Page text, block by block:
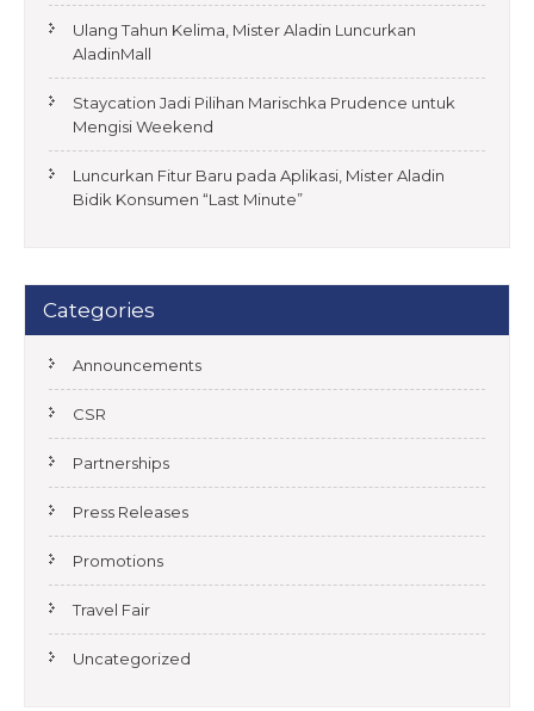
Ulang Tahun Kelima, Mister Aladin Luncurkan
AladinMall
Staycation Jadi Pilihan Marischka Prudence untuk
Mengisi Weekend
Luncurkan Fitur Baru pada Aplikasi, Mister Aladin
Bidik Konsumen “Last Minute”
Categories
Announcements
CSR
Partnerships
Press Releases
Promotions
Travel Fair
Uncategorized